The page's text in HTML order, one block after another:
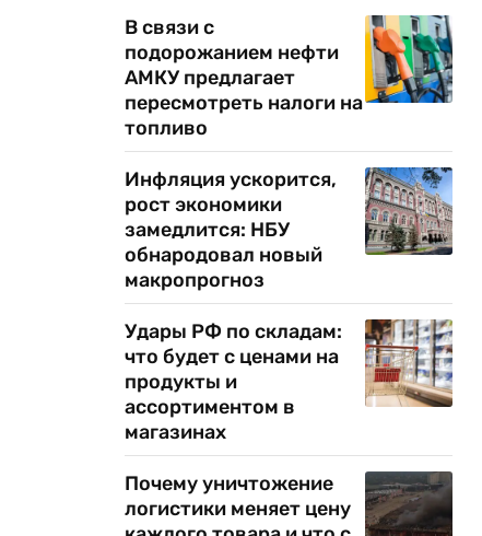
В связи с
подорожанием нефти
АМКУ предлагает
пересмотреть налоги на
топливо
Инфляция ускорится,
рост экономики
замедлится: НБУ
обнародовал новый
макропрогноз
Удары РФ по складам:
что будет с ценами на
продукты и
ассортиментом в
магазинах
Почему уничтожение
логистики меняет цену